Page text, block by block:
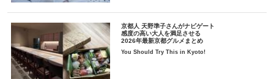
京都人 天野準子さんがナビゲート
感度の高い大人を満足させる
2026年最新京都グルメまとめ
You Should Try This in Kyoto!